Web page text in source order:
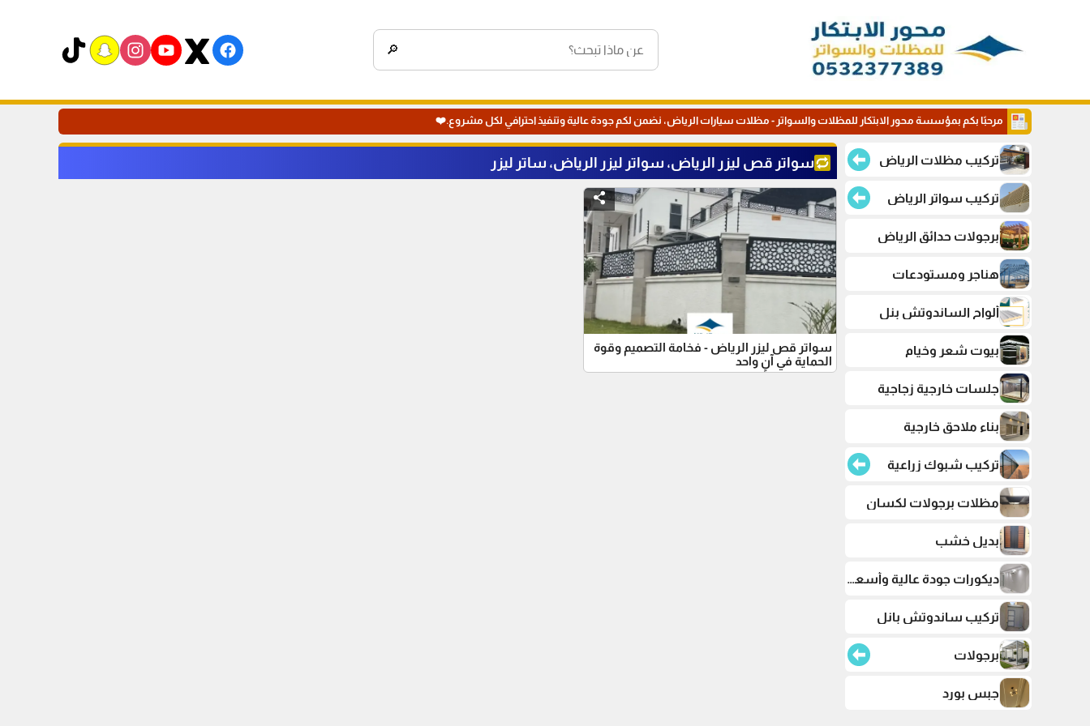
🔎
مرحبًا بكم بمؤسسة محور الابتكار للمظلات والسواتر - مظلات سيارات الرياض، نضمن لكم جودة عالية وتنفيذ احترافي لكل مشروع.❤️
تركيب مظلات الرياض
تركيب سواتر الرياض
برجولات حدائق الرياض
هناجر ومستودعات
ألواح الساندوتش بنل
بيوت شعر وخيام
جلسات خارجية زجاجية
بناء ملاحق خارجية
تركيب شبوك زراعية
مظلات برجولات لكسان
بديل خشب
ديكورات جودة عالية وأسعار تنافسية
تركيب ساندوتش بانل
برجولات
جبس بورد
سواتر قص ليزر الرياض، سواتر ليزر الرياض، ساتر ليزر
سواتر قص ليزر الرياض - فخامة التصميم وقوة
الحماية في آنٍ واحد